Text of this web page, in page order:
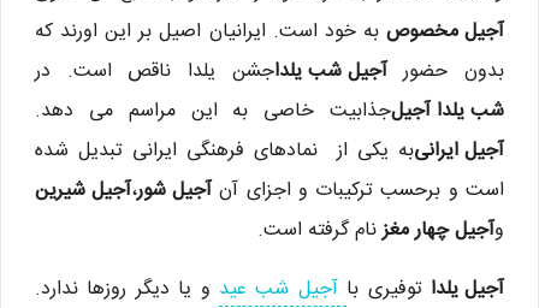
آجیل مخصوص به خود است. ایرانیان اصیل بر این اورند که
بدون حضورآجیل شب یلداجشن یلدا ناقص است. در
شب یلدا آجیلجذابیت خاصی به این مراسم می دهد.
آجیل ایرانیبه یکی از نمادهای فرهنگی ایرانی تبدیل شده
است و برحسب ترکیبات و اجزای آنآجیل شور،آجیل شیرین
وآجیل چهار مغزنام گرفته است.
آجیل یلدا توفیری با آجیل شب عید و یا دیگر روزها ندارد.